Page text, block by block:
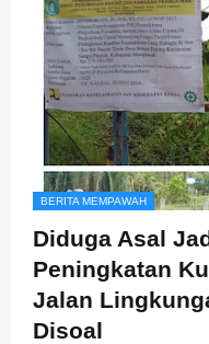
BERITA MEMPAWAH
Diduga Asal
Peningkatan
Jalan
Disoal